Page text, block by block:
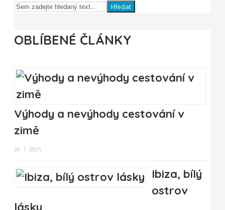
Hledat
OBLÍBENÉ ČLÁNKY
Výhody a nevýhody cestování v
zimě
20. 1. 2025
Ibiza, bílý
ostrov
lásky